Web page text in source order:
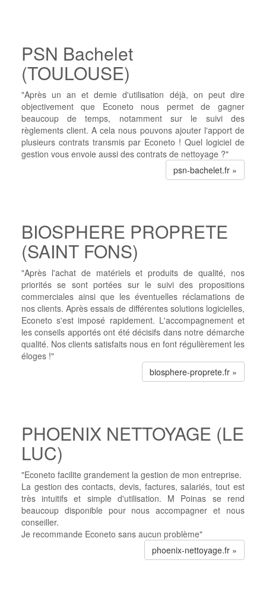
PSN Bachelet
(TOULOUSE)
"Après un an et demie d'utilisation déjà, on peut dire
objectivement que Econeto nous permet de gagner
beaucoup de temps, notamment sur le suivi des
règlements client. A cela nous pouvons ajouter l'apport de
plusieurs contrats transmis par Econeto ! Quel logiciel de
gestion vous envoie aussi des contrats de nettoyage ?"
psn-bachelet.fr »
BIOSPHERE PROPRETE
(SAINT FONS)
"Après l'achat de matériels et produits de qualité, nos
priorités se sont portées sur le suivi des propositions
commerciales ainsi que les éventuelles réclamations de
nos clients. Après essais de différentes solutions logicielles,
Econeto s'est imposé rapidement. L'accompagnement et
les conseils apportés ont été décisifs dans notre démarche
qualité. Nos clients satisfaits nous en font régulièrement les
éloges !"
biosphere-proprete.fr »
PHOENIX NETTOYAGE (LE
LUC)
"Econeto facilite grandement la gestion de mon entreprise.
La gestion des contacts, devis, factures, salariés, tout est
très intuitifs et simple d'utilisation. M Poinas se rend
beaucoup disponible pour nous accompagner et nous
conseiller.
Je recommande Econeto sans aucun problème"
phoenix-nettoyage.fr »